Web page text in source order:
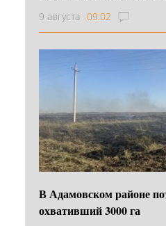
9 августа 09:02
В Адамовском районе
охвативший 3000 га